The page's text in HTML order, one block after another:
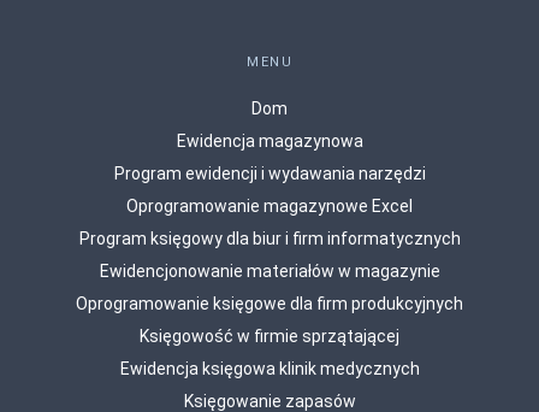
MENU
Dom
Ewidencja magazynowa
Program ewidencji i wydawania narzędzi
Oprogramowanie magazynowe Excel
Program księgowy dla biur i firm informatycznych
Ewidencjonowanie materiałów w magazynie
Oprogramowanie księgowe dla firm produkcyjnych
Księgowość w firmie sprzątającej
Ewidencja księgowa klinik medycznych
Księgowanie zapasów